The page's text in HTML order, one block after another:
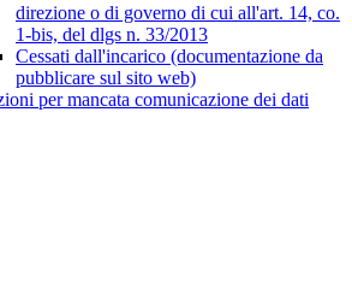
direzione o di governo di cui all'art. 14, co.
1-bis, del dlgs n. 33/2013
Cessati dall'incarico (documentazione da
pubblicare sul sito web)
per mancata comunicazione dei dati